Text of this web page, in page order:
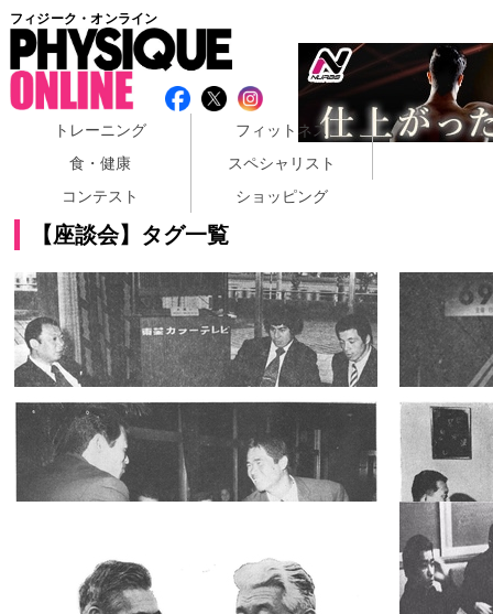
フィジーク・オンライン
トレーニング
フィットネス
食・健康
スペシャリスト
コンテスト
ショッピング
【座談会】タグ一覧
＜座談会＞
2018.07.25